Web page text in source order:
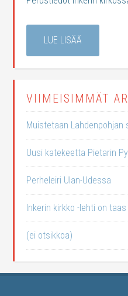
LUE LISÄÄ
VIIMEISIMMÄT
Muistetaan Lahdenpohjan
Uusi katekeetta Pietarin
Perheleiri Ulan-Udessa
Inkerin kirkko -lehti on
(ei otsikkoa)